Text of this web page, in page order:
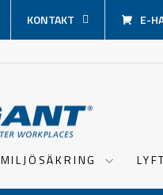
KONTAKT E-
MILJÖSÄKRING